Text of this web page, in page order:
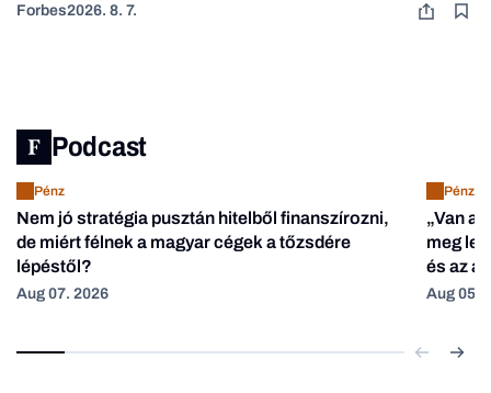
Forbes2026. 8. 7.
Podcast
Pénz
Nem jó stratégia pusztán hitelből finanszírozni,
de miért félnek a magyar cégek a tőzsdére
lépéstől?
Aug 07. 2026
Pénz
„Van
meg
és az
Aug 05.